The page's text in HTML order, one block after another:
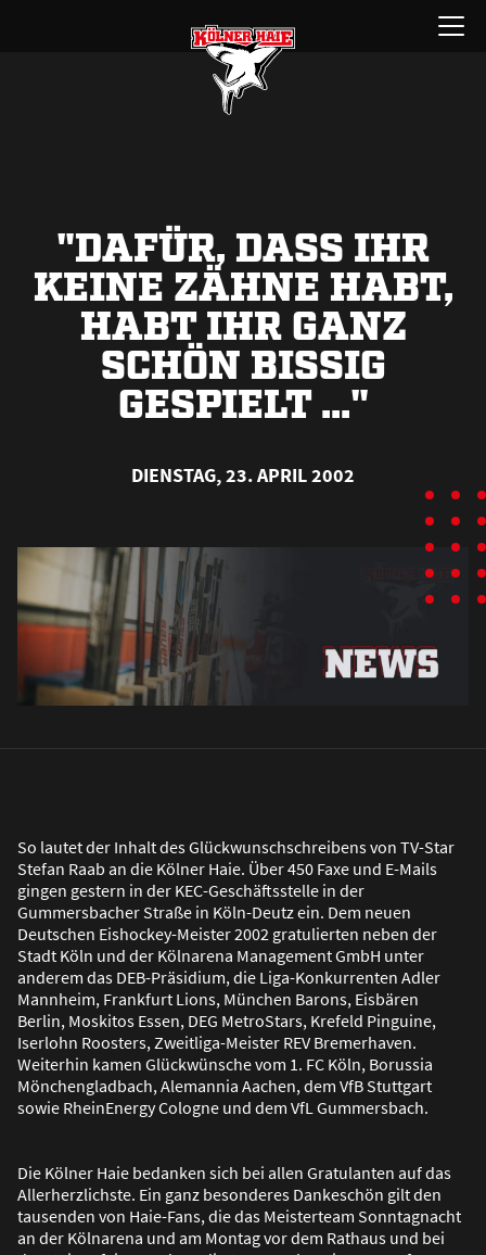
Menü
öffnen
"DAFÜR, DASS IHR
KEINE ZÄHNE HABT,
HABT IHR GANZ
SCHÖN BISSIG
GESPIELT ..."
DIENSTAG, 23. APRIL 2002
So lautet der Inhalt des Glückwunschschreibens von TV-Star
Stefan Raab an die Kölner Haie. Über 450 Faxe und E-Mails
gingen gestern in der KEC-Geschäftsstelle in der
Gummersbacher Straße in Köln-Deutz ein. Dem neuen
Deutschen Eishockey-Meister 2002 gratulierten neben der
Stadt Köln und der Kölnarena Management GmbH unter
anderem das DEB-Präsidium, die Liga-Konkurrenten Adler
Mannheim, Frankfurt Lions, München Barons, Eisbären
Berlin, Moskitos Essen, DEG MetroStars, Krefeld Pinguine,
Iserlohn Roosters, Zweitliga-Meister REV Bremerhaven.
Weiterhin kamen Glückwünsche vom 1. FC Köln, Borussia
Mönchengladbach, Alemannia Aachen, dem VfB Stuttgart
sowie RheinEnergy Cologne und dem VfL Gummersbach.
Die Kölner Haie bedanken sich bei allen Gratulanten auf das
Allerherzlichste. Ein ganz besonderes Dankeschön gilt den
tausenden von Haie-Fans, die das Meisterteam Sonntagnacht
an der Kölnarena und am Montag vor dem Rathaus und bei